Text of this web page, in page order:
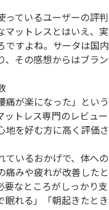
っているユーザーの評判
マットレスとはいえ、実
ですよね。サータは国内
、その感想からはブラン
痛が楽になった」という
トレス専門のレビュー
地を好む方に高く評価さ
ているおかげで、体への
痛みや疲れが改善したと
要なところがしっかり支
眠れる」「朝起きたとき